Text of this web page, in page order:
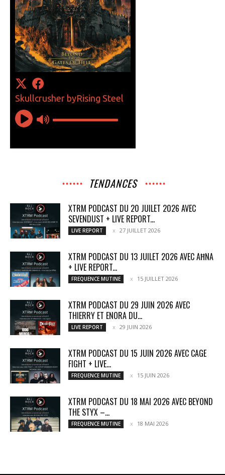
TENDANCES
XTRM PODCAST DU 20 JUILET 2026 AVEC
SEVENDUST + LIVE REPORT...
LIVE REPORT 27 JUILLET 2026
XTRM PODCAST DU 13 JUILET 2026 AVEC AĦNA
+ LIVE REPORT...
FREQUENCE MUTINE 15 JUILLET 2026
XTRM PODCAST DU 29 JUIN 2026 AVEC
THIERRY ET ENORA DU...
LIVE REPORT 29 JUIN 2026
XTRM PODCAST DU 15 JUIN 2026 AVEC CAGE
FIGHT + LIVE...
FREQUENCE MUTINE 15 JUIN 2026
XTRM PODCAST DU 18 MAI 2026 AVEC BEYOND
THE STYX –...
FREQUENCE MUTINE 18 MAI 2026